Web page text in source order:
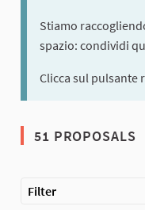
Stiamo
spazio: condividi
Clicca sul pulsante
51 PROPOSALS
Filter